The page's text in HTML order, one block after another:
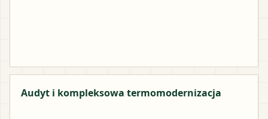
Audyt i kompleksowa termomodernizacja